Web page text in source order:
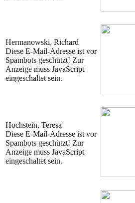
Hermanowski, Richard
Diese E-Mail-Adresse ist vor
Spambots geschützt! Zur
Anzeige muss JavaScript
eingeschaltet sein.
Hochstein, Teresa
Diese E-Mail-Adresse ist vor
Spambots geschützt! Zur
Anzeige muss JavaScript
eingeschaltet sein.